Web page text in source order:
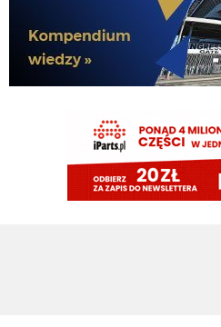
G3nesis
07.08.2026 19:15
Hehe 😁
Adriano ty already dead a nie forever he xd
FENDI_SOSA 07.08.2026 18:56
Oleeks ciśnij go he